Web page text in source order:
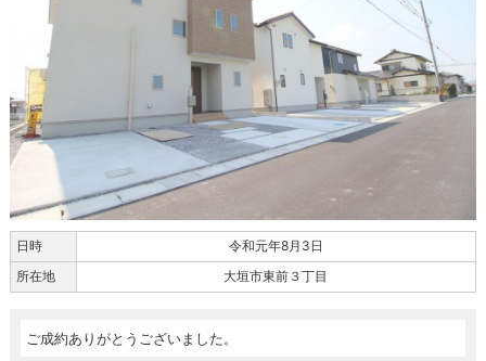
日時
令和元年8月3日
所在地
大垣市東前３丁目
ご成約ありがとうございました。